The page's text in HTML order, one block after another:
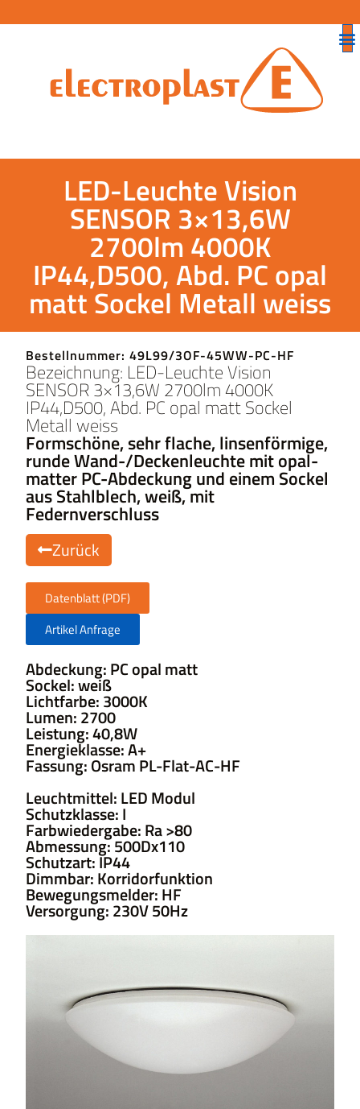
LED-Leuchte Vision
SENSOR 3×13,6W
2700lm 4000K
IP44,D500, Abd. PC opal
matt Sockel Metall weiss
Bestellnummer: 49L99/3OF-45WW-PC-HF
Bezeichnung: LED-Leuchte Vision
SENSOR 3×13,6W 2700lm 4000K
IP44,D500, Abd. PC opal matt Sockel
Metall weiss
Formschöne, sehr flache, linsenförmige,
runde Wand-/Deckenleuchte mit opal-
matter PC-Abdeckung und einem Sockel
aus Stahlblech, weiß, mit
Federnverschluss
Zurück
Datenblatt (PDF)
Artikel Anfrage
Abdeckung: PC opal matt
Sockel: weiß
Lichtfarbe: 3000K
Lumen: 2700
Leistung: 40,8W
Energieklasse: A+
Fassung: Osram PL-Flat-AC-HF
Leuchtmittel: LED Modul
Schutzklasse: I
Farbwiedergabe: Ra >80
Abmessung: 500Dx110
Schutzart: IP44
Dimmbar: Korridorfunktion
Bewegungsmelder: HF
Versorgung: 230V 50Hz